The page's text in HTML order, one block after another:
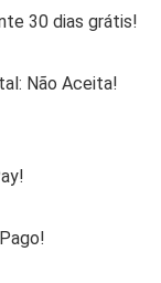
30 dias grátis!
Não Aceita!